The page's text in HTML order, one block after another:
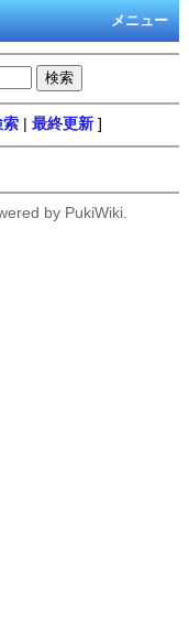
メニュー
索 最終更新 ]
by PukiWiki.